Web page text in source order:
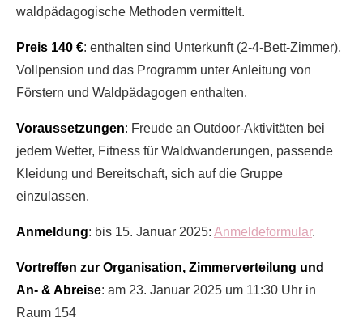
waldpädagogische Methoden vermittelt.
Preis 140 €: enthalten sind Unterkunft (2-4-Bett-Zimmer),
Vollpension und das Programm unter Anleitung von
Förstern und Waldpädagogen enthalten.
Voraussetzungen: Freude an Outdoor-Aktivitäten bei
jedem Wetter, Fitness für Waldwanderungen, passende
Kleidung und Bereitschaft, sich auf die Gruppe
einzulassen.
Anmeldung: bis 15. Januar 2025: Anmeldeformular.
Vortreffen zur Organisation, Zimmerverteilung und
An- & Abreise: am 23. Januar 2025 um 11:30 Uhr in
Raum 154